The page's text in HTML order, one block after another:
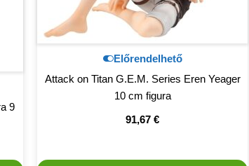
9
Előrendelhető
Attack on Titan G.E.M. Series Eren Yeager
10 cm figura
91,67 €